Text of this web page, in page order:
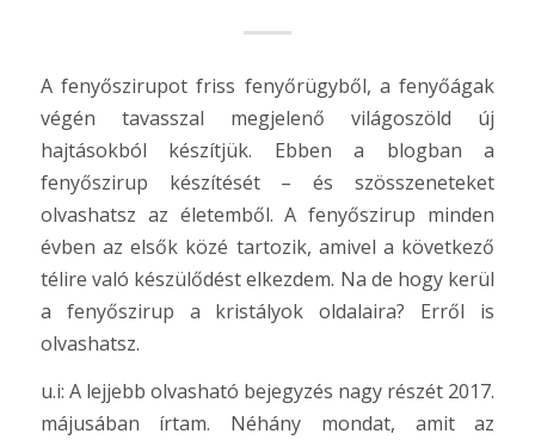
A fenyőszirupot friss fenyőrügyből, a fenyőágak
végén tavasszal megjelenő világoszöld új
hajtásokból készítjük. Ebben a blogban a
fenyőszirup készítését – és szösszeneteket
olvashatsz az életemből. A fenyőszirup minden
évben az elsők közé tartozik, amivel a következő
télire való készülődést elkezdem. Na de hogy kerül
a fenyőszirup a kristályok oldalaira? Erről is
olvashatsz.
u.i: A lejjebb olvasható bejegyzés nagy részét 2017.
májusában írtam. Néhány mondat, amit az